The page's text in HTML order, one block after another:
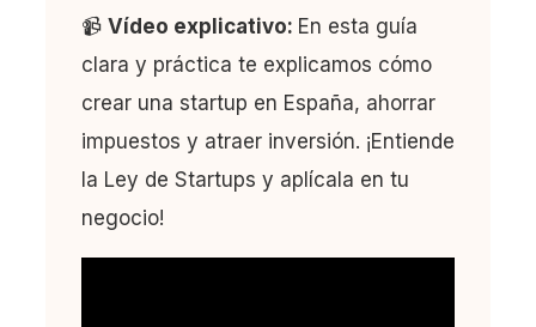
📹 Vídeo explicativo: En esta guía
clara y práctica te explicamos cómo
crear una startup en España, ahorrar
impuestos y atraer inversión. ¡Entiende
la Ley de Startups y aplícala en tu
negocio!